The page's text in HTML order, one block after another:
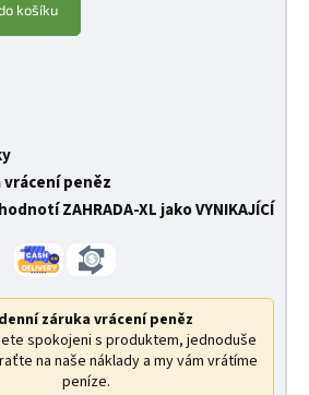
košíku
vrácení peněz
ZAHRADA-XL jako VYNIKAJÍCÍ
záruka vrácení peněz
spokojeni s produktem, jednoduše
na naše náklady a my vám vrátíme
peníze.